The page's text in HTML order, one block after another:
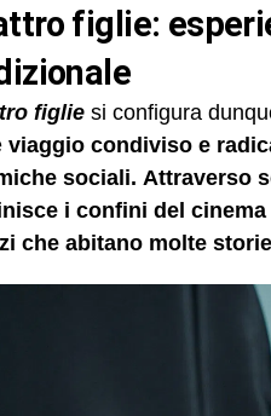
figlie si configura
viaggio condiviso e
sociali. Attraverso
i confini del
che abitano molte